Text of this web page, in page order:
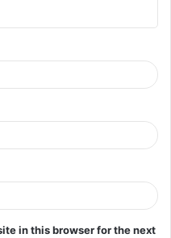
in this browser for the next